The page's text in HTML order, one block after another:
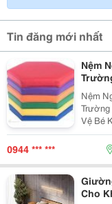
Tin đăng mới nhất
Nệm
Nệm
Trường
Vệ Bé Khi
Trẻ
Liệu,
0944 *** ***
Cho